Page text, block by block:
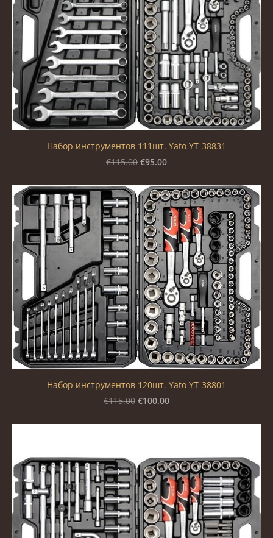
Набор инструментов 111шт. Yato YT-38831
€115.00 €95.00
Набор инструментов 120шт. Yato YT-38801
€115.00 €100.00